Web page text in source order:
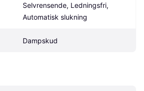
Selvrensende, Ledningsfri,
Automatisk slukning
Dampskud